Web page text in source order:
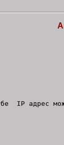
IP адрес